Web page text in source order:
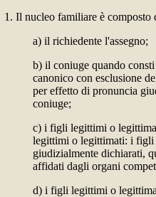
1. Il nucleo familiare è composto
a) il richiedente l'assegno;
b) il coniuge quando
canonico con esclusione
per effetto di pronuncia
coniuge;
c) i figli legittimi o
legittimi o legittimati: i figli
giudizialmente dichiarati,
affidati dagli organi
d) i figli legittimi o